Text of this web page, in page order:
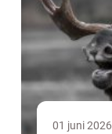
01 juni 2026